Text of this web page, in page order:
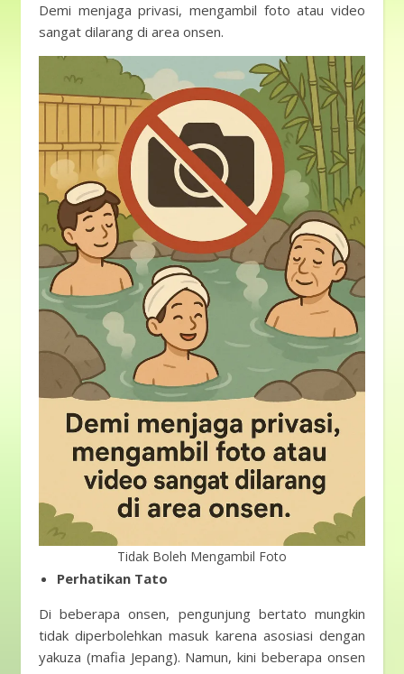
Demi menjaga privasi, mengambil foto atau video
sangat dilarang di area onsen.
Tidak Boleh Mengambil Foto
Perhatikan Tato
Di beberapa onsen, pengunjung bertato mungkin
tidak diperbolehkan masuk karena asosiasi dengan
yakuza (mafia Jepang). Namun, kini beberapa onsen